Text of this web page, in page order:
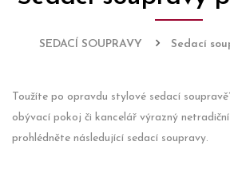
SEDACÍ SOUPRAVY Sedací
Toužíte po opravdu stylové sedací
obývací pokoj či kancelář výrazný
prohlédněte následující sedací soupravy.